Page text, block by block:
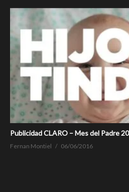
Publicidad CLARO – Mes del Padre
Fernan Montiel 06/06/2016